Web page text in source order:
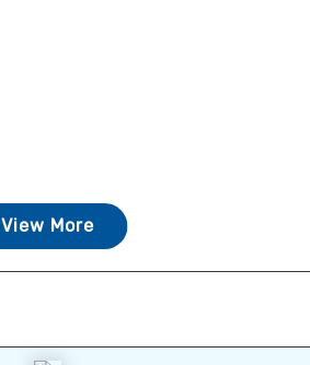
View More